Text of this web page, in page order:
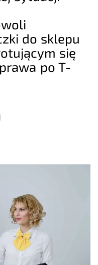
do sklepu
się
po T-